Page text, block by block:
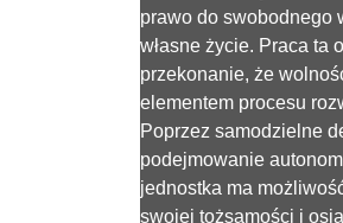
prawo do swobodnego
własne życie. Praca ta
przekonanie, że
elementem procesu
Poprzez samodzielne
podejmowanie
jednostka ma
swojej tożsamości i